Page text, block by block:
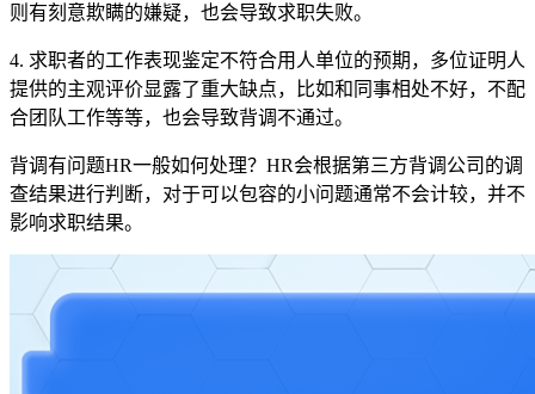
则有刻意欺瞒的嫌疑，也会导致求职失败。
4. 求职者的工作表现鉴定不符合用人单位的预期，多位证明人
提供的主观评价显露了重大缺点，比如和同事相处不好，不配
合团队工作等等，也会导致背调不通过。
背调有问题HR一般如何处理？HR会根据第三方背调公司的调
查结果进行判断，对于可以包容的小问题通常不会计较，并不
影响求职结果。